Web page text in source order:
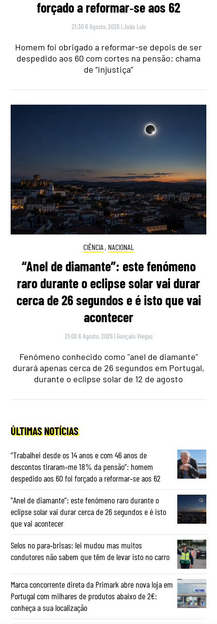
forçado a reformar‑se aos 62
21:30 6 Agosto, 2026 |João Luís
Homem foi obrigado a reformar-se depois de ser
despedido aos 60 com cortes na pensão: chama
de “injustiça”
CIÊNCIA , NACIONAL
“Anel de diamante”: este fenómeno
raro durante o eclipse solar vai durar
cerca de 26 segundos e é isto que vai
acontecer
21:00 6 Agosto, 2026 | Gonçalo Viegas
Fenómeno conhecido como "anel de diamante"
durará apenas cerca de 26 segundos em Portugal,
durante o eclipse solar de 12 de agosto
ÚLTIMAS NOTÍCIAS
“Trabalhei desde os 14 anos e com 46 anos de
descontos tiraram‑me 18% da pensão”: homem
despedido aos 60 foi forçado a reformar‑se aos 62
“Anel de diamante”: este fenómeno raro durante o
eclipse solar vai durar cerca de 26 segundos e é isto
que vai acontecer
Selos no para‑brisas: lei mudou mas muitos
condutores não sabem que têm de levar isto no carro
Marca concorrente direta da Primark abre nova loja em
Portugal com milhares de produtos abaixo de 2€:
conheça a sua localização